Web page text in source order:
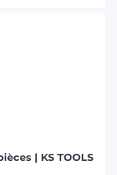
| KS TOOLS